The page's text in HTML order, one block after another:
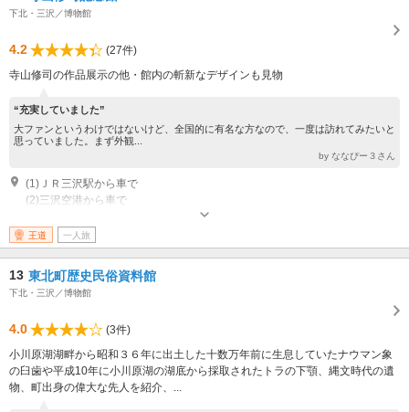
下北・三沢／博物館
4.2
(27件)
寺山修司の作品展示の他・館内の斬新なデザインも見物
“充実していました”
大ファンというわけではないけど、全国的に有名な方なので、一度は訪れてみたいと
思っていました。まず外観...
by ななぴー３さん
(1)ＪＲ三沢駅から車で
(2)三沢空港から車で
営業時間：9:00～17:00 その他：入館は16:30まで 休館日:毎週月曜日(月曜
日が祝日の場合は翌日)､12月29日?1月3日
王道 一人旅
13 東北町歴史民俗資料館
下北・三沢／博物館
4.0
(3件)
小川原湖湖畔から昭和３６年に出土した十数万年前に生息していたナウマン象
の臼歯や平成10年に小川原湖の湖底から採取されたトラの下顎、縄文時代の遺
物、町出身の偉大な先人を紹介、...